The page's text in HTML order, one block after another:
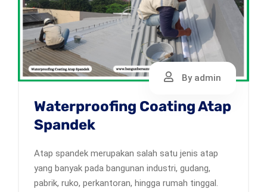
By admin
Waterproofing Coating Atap
Spandek
Atap spandek merupakan salah satu jenis atap
yang banyak pada bangunan industri, gudang,
pabrik, ruko, perkantoran, hingga rumah tinggal.